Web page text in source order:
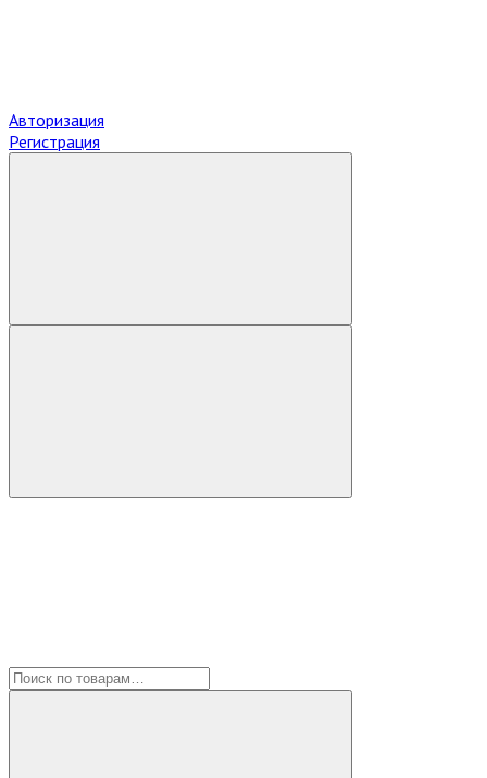
Авторизация
Регистрация